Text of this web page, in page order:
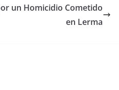
un Homicidio Cometido
en Lerma